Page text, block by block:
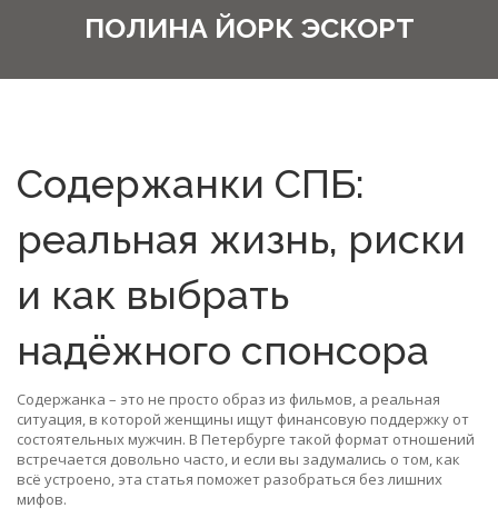
ПОЛИНА ЙОРК ЭСКОРТ
Содержанки СПБ:
реальная жизнь, риски
и как выбрать
надёжного спонсора
Содержанка – это не просто образ из фильмов, а реальная
ситуация, в которой женщины ищут финансовую поддержку от
состоятельных мужчин. В Петербурге такой формат отношений
встречается довольно часто, и если вы задумались о том, как
всё устроено, эта статья поможет разобраться без лишних
мифов.